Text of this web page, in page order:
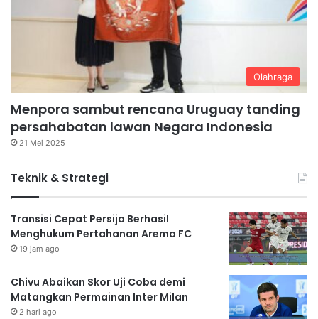
Olahraga
Menpora sambut rencana Uruguay tanding
persahabatan lawan Negara Indonesia
21 Mei 2025
Teknik & Strategi
Transisi Cepat Persija Berhasil
Menghukum Pertahanan Arema FC
19 jam ago
Chivu Abaikan Skor Uji Coba demi
Matangkan Permainan Inter Milan
2 hari ago